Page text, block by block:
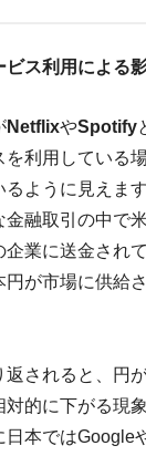
ビス利用による
NetflixやSpotify
利用している
るように見えま
金融取引の中で
企業に送金され
円が市場に供給
返されると、円
対的に下がる現
日本ではGoogle